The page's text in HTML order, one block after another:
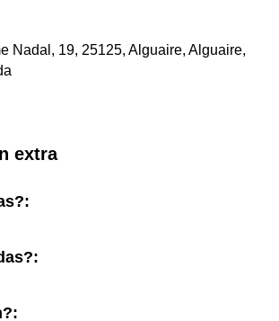
Nadal, 19, 25125, Alguaire, Alguaire,
extra